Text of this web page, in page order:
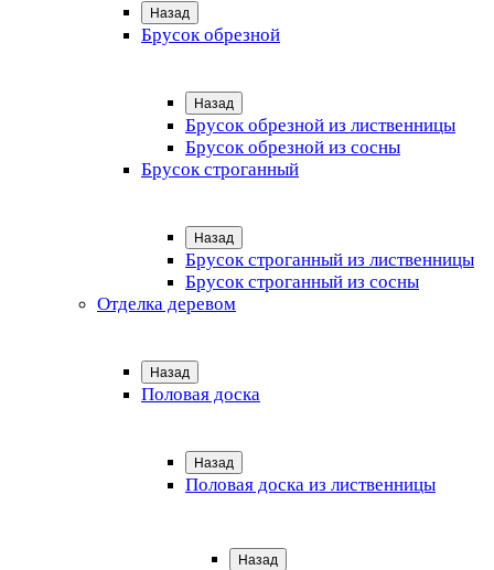
Назад
Брусок обрезной
Назад
Брусок обрезной из лиственницы
Брусок обрезной из сосны
Брусок строганный
Назад
Брусок строганный из лиственницы
Брусок строганный из сосны
Отделка деревом
Назад
Половая доска
Назад
Половая доска из лиственницы
Назад